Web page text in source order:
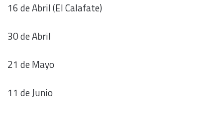
16 de Abril (El Calafate)
30 de Abril
21 de Mayo
11 de Junio